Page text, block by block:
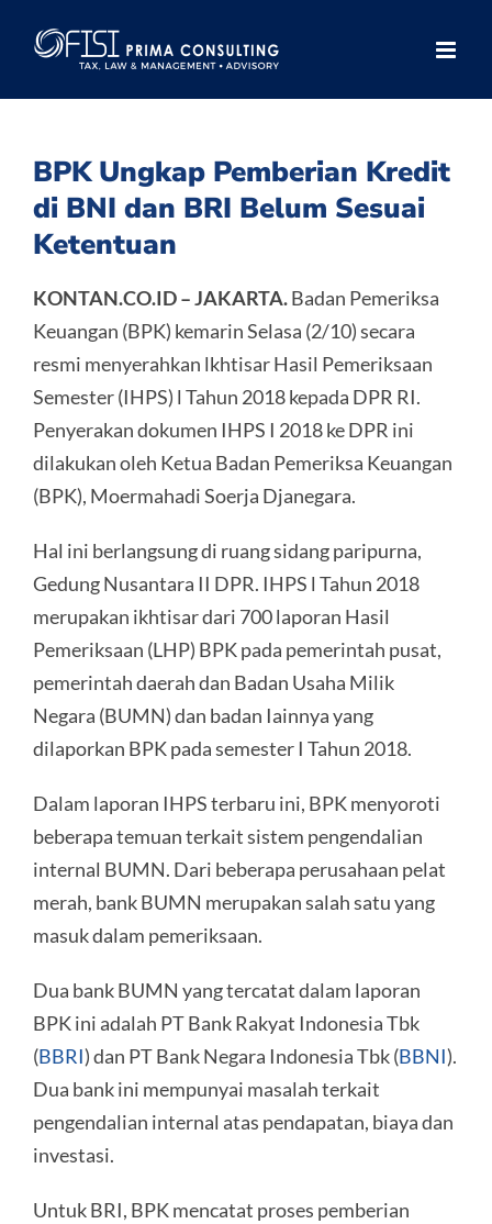
BPK Ungkap Pemberian Kredit
di BNI dan BRI Belum Sesuai
Ketentuan
KONTAN.CO.ID – JAKARTA.Badan Pemeriksa
Keuangan (BPK) kemarin Selasa (2/10) secara
resmi menyerahkan lkhtisar Hasil Pemeriksaan
Semester (IHPS) l Tahun 2018 kepada DPR RI.
Penyerakan dokumen IHPS I 2018 ke DPR ini
dilakukan oleh Ketua Badan Pemeriksa Keuangan
(BPK), Moermahadi Soerja Djanegara.
Hal ini berlangsung di ruang sidang paripurna,
Gedung Nusantara II DPR. IHPS l Tahun 2018
merupakan ikhtisar dari 700 laporan Hasil
Pemeriksaan (LHP) BPK pada pemerintah pusat,
pemerintah daerah dan Badan Usaha Milik
Negara (BUMN) dan badan Iainnya yang
dilaporkan BPK pada semester I Tahun 2018.
Dalam laporan IHPS terbaru ini, BPK menyoroti
beberapa temuan terkait sistem pengendalian
internal BUMN. Dari beberapa perusahaan pelat
merah, bank BUMN merupakan salah satu yang
masuk dalam pemeriksaan.
Dua bank BUMN yang tercatat dalam laporan
BPK ini adalah PT Bank Rakyat Indonesia Tbk
(BBRI) dan PT Bank Negara Indonesia Tbk (BBNI).
Dua bank ini mempunyai masalah terkait
pengendalian internal atas pendapatan, biaya dan
investasi.
Untuk BRI, BPK mencatat proses pemberian